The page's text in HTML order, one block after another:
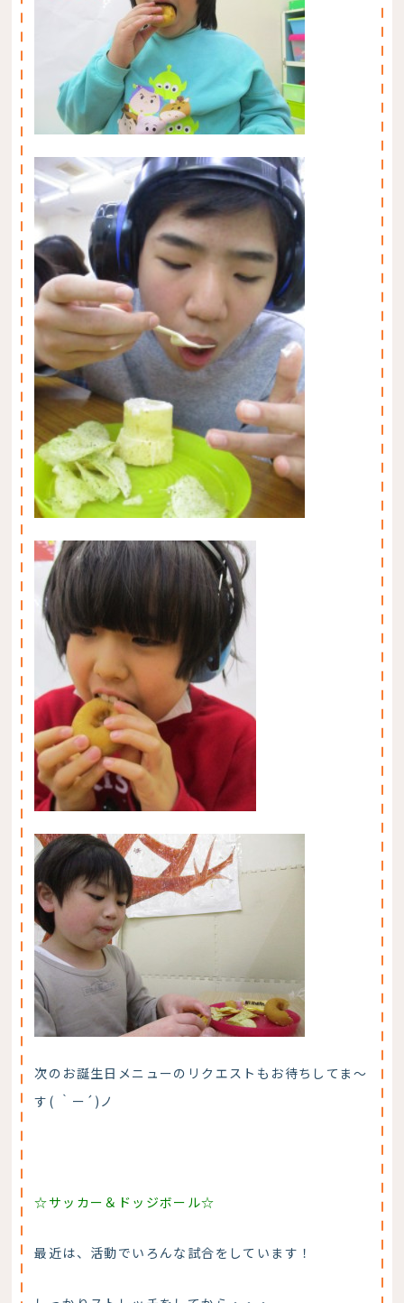
次のお誕生日メニューのリクエストもお待ちしてま～
す( ｀ー´)ノ
☆サッカー＆ドッジボール☆
最近は、活動でいろんな試合をしています！